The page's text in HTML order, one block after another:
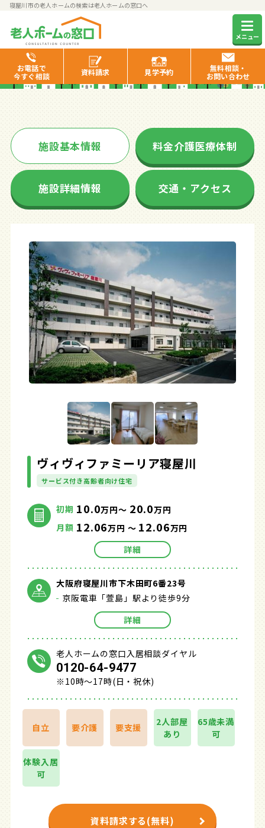
寝屋川市の老人ホームの検索は老人ホームの窓口へ
メニュー
お電話で
今すぐ相談
資料請求 見学予約
無料相談・
お問い合わせ
ヴィヴィファミーリア寝屋川
施設基本情報 料金介護医療体制
施設詳細情報 交通・アクセス
ヴィヴィファミーリア寝屋川
サービス付き高齢者向け住宅
初期 10.0万円～ 20.0万円
月額 12.06万円 ～ 12.06万円
詳細
大阪府寝屋川市下木田町6番23号
京阪電車「萱島」駅より徒歩9分
詳細
老人ホームの窓口入居相談ダイヤル
0120-64-9477
※10時～17時(日・祝休)
自立 要介護 要支援
2人部屋
あり
65歳未満
可
体験入居
可
資料請求する(無料)